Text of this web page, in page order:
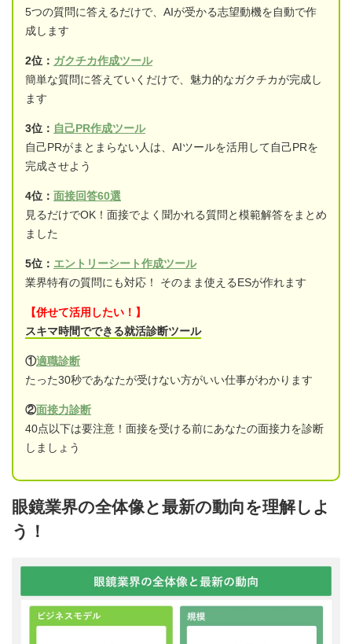
5つの質問に答えるだけで、AIが受かる志望動機を自動で作
成します
2位： ガクチカ作成ツール
簡単な質問に答えていくだけで、魅力的なガクチカが完成し
ます
3位： 自己PR作成ツール
自己PRがまとまらない人は、AIツールを活用して自己PRを
完成させよう
4位： 面接回答60選
見るだけでOK！面接でよく聞かれる質問と模範解答をまとめ
ました
5位： エントリーシート作成ツール
業界特有の質問にも対応！ そのまま使えるESが作れます
【併せて活用したい！】
スキマ時間でできる就活診断ツール
①適職診断
たった30秒であなたが受けない方がいい仕事がわかります
②面接力診断
40点以下は要注意！面接を受ける前にあなたの面接力を診断
しましょう
眼鏡業界の全体像と最新の動向を理解しよ
う！